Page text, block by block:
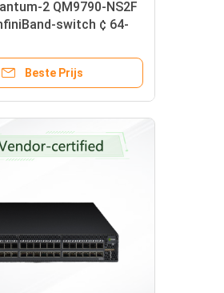
2 QM9790-NS2F
switch ¢ 64-
Beste Prijs